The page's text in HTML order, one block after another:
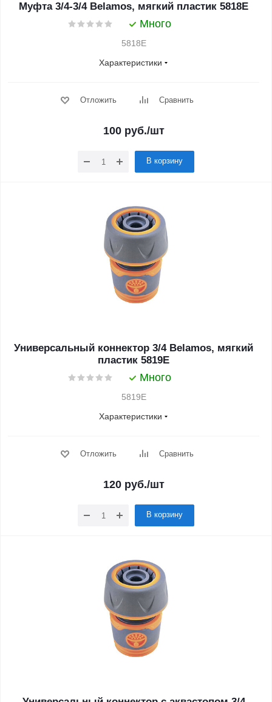
Муфта 3/4-3/4 Belamos, мягкий пластик 5818Е
Много
5818E
Характеристики
Отложить Сравнить
100 руб./шт
В корзину
Универсальный коннектор 3/4 Belamos, мягкий
пластик 5819Е
Много
5819E
Характеристики
Отложить Сравнить
120 руб./шт
В корзину